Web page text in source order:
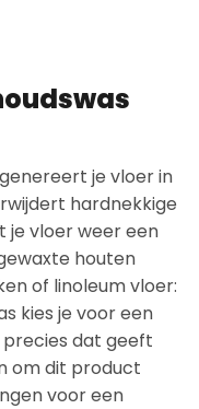
je vloer in
hardnekkige
je vloer weer een
houten
of linoleum vloer:
kies je voor een
dat geeft
om dit product
voor een